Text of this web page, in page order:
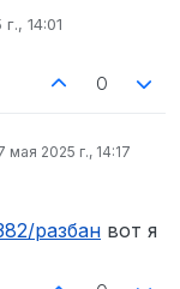
14:01
0
мая 2025 г., 14:17
разбан вот я